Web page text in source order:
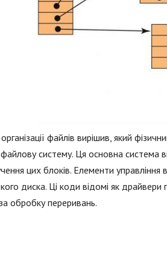
файлів вирішив, який
систему. Ця основна система
цих блоків. Елементи
диска. Ці коди відомі як
обробку переривань.